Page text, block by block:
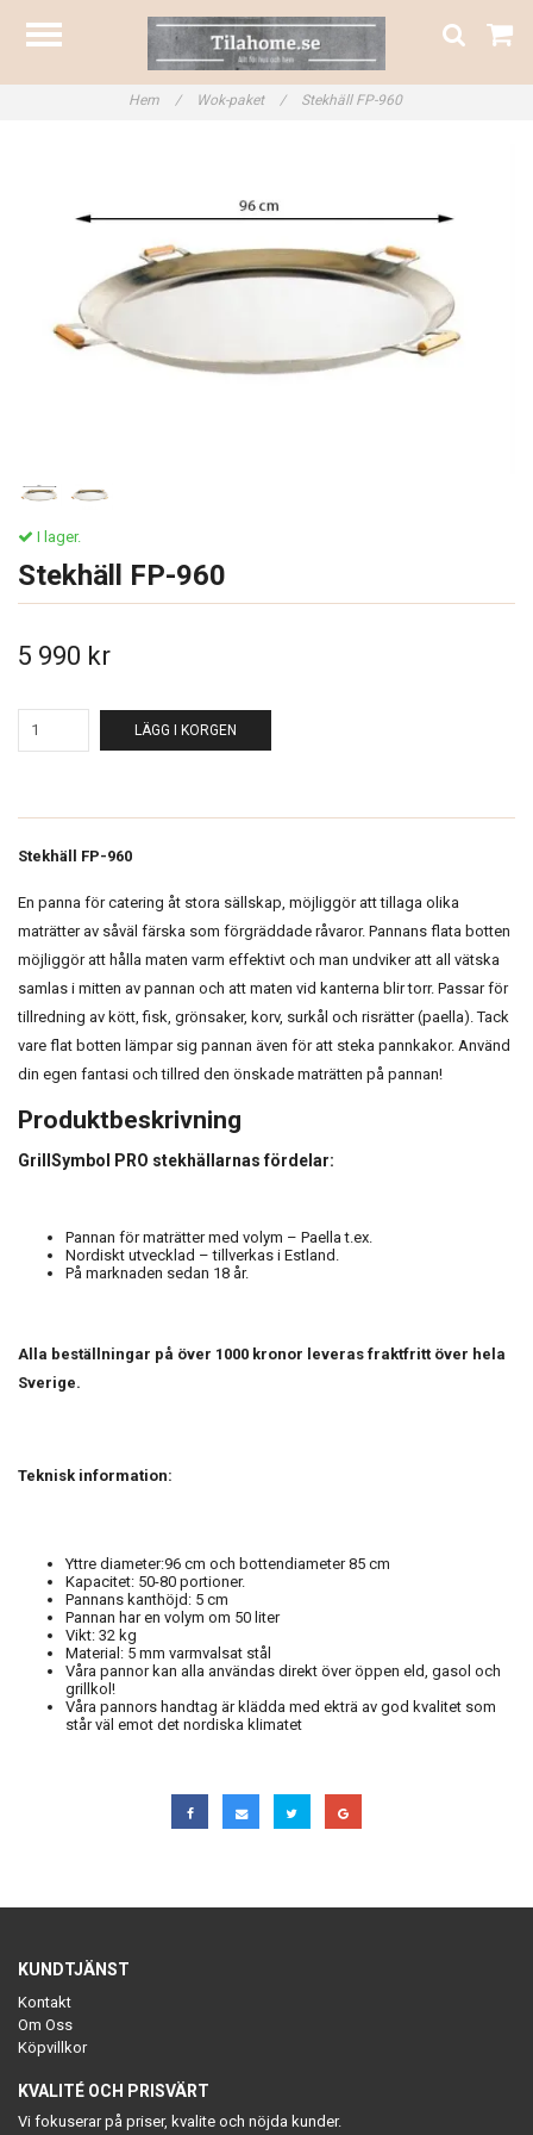
Hem / Wok-paket / Stekhäll FP-960
I lager.
Stekhäll FP-960
5 990 kr
LÄGG I KORGEN
Stekhäll FP-960
En panna för catering åt stora sällskap, möjliggör att tillaga olika
maträtter av såväl färska som förgräddade råvaror. Pannans flata botten
möjliggör att hålla maten varm effektivt och man undviker att all vätska
samlas i mitten av pannan och att maten vid kanterna blir torr. Passar för
tillredning av kött, fisk, grönsaker, korv, surkål och risrätter (paella). Tack
vare flat botten lämpar sig pannan även för att steka pannkakor. Använd
din egen fantasi och tillred den önskade maträtten på pannan!
Produktbeskrivning
GrillSymbol PRO stekhällarnas fördelar:
Pannan för maträtter med volym – Paella t.ex.
Nordiskt utvecklad – tillverkas i Estland.
På marknaden sedan 18 år.
Alla beställningar på över 1000 kronor leveras fraktfritt över hela
Sverige.
Teknisk information:
Yttre diameter:96 cm och bottendiameter 85 cm
Kapacitet: 50-80 portioner.
Pannans kanthöjd: 5 cm
Pannan har en volym om 50 liter
Vikt: 32 kg
Material: 5 mm varmvalsat stål
Våra pannor kan alla användas direkt över öppen eld, gasol och
grillkol!
Våra pannors handtag är klädda med ekträ av god kvalitet som
står väl emot det nordiska klimatet
KUNDTJÄNST
Kontakt
Om Oss
Köpvillkor
KVALITÉ OCH PRISVÄRT
Vi fokuserar på priser, kvalite och nöjda kunder.